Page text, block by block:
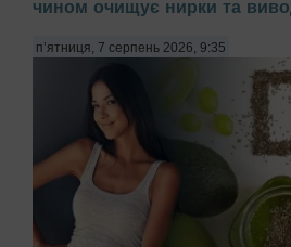
зростання концентрації
головного мозку людини. Останні
що мікроскопічні частки полімерів
гематоенцефалічний бар'єр, який
надійн...
чином очищує нирки та
п’ятниця, 7 серпень 2026, 9:35